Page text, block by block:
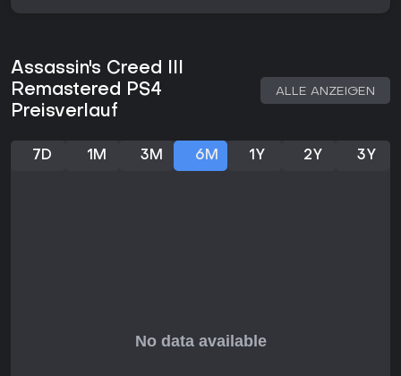
Remastered enthalten, das eine eigenständige Kampagne
mit einer anderen Protagonistin in einem anderen
Schauplatz bietet.
Fortschritt verläuft linear innerhalb jeder Handlungsstränge,
optionale Ziele und Sammelobjekte laden jedoch dazu ein,
Feedback in intensiven Sequenzen. Die ursprüngliche
Missionsstruktur und das Tempo bleiben erhalten, während
Assassin's Creed III
Remastered PS4
Preisverlauf
ALLE ANZEIGEN
7D 1M 3M 6M 1Y 2Y 3Y